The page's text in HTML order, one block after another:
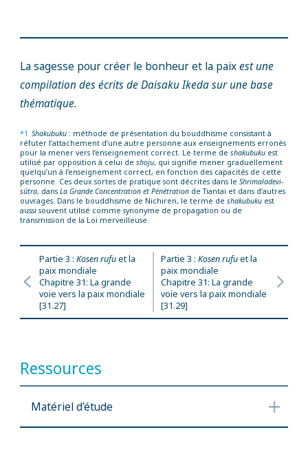
La sagesse pour créer le bonheur et la paixest une
compilation des écrits de Daisaku Ikeda sur une base
thématique.
*1 Shakubuku: méthode de présentation du bouddhisme consistant à
réfuter l’attachement d’une autre personne aux enseignements erronés
pour la mener vers l’enseignement correct. Le terme de shakubukuest
utilisé par opposition à celui de shoju, qui signifie mener graduellement
quelqu’un à l’enseignement correct, en fonction des capacités de cette
personne. Ces deux sortes de pratique sont décrites dans le Shrimaladevi-
sûtra, dans La Grande Concentration et Pénétrationde Tiantai et dans d’autres
ouvrages. Dans le bouddhisme de Nichiren, le terme de shakubukuest
aussi souvent utilisé comme synonyme de propagation ou de
transmission de la Loi merveilleuse.
Partie 3 :Kosen rufuet la
paix mondiale
Chapitre 31: La grande
voie vers la paix mondiale
[31.27]
Partie 3 : Kosen rufuet la
paix mondiale
Chapitre 31: La grande
voie vers la paix mondiale
[31.29]
Ressources
Matériel d'étude